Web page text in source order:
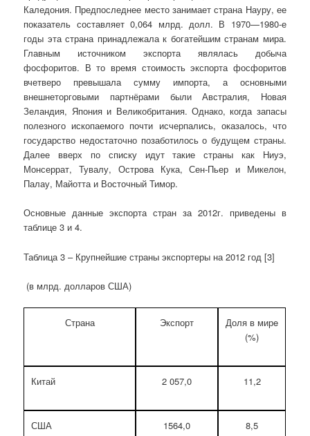
Каледония. Предпоследнее место занимает страна Науру, ее
показатель составляет 0,064 млрд. долл. В 1970—1980-е
годы эта страна принадлежала к богатейшим странам мира.
Главным источником экспорта являлась добыча
фосфоритов. В то время стоимость экспорта фосфоритов
вчетверо превышала сумму импорта, а основными
внешнеторговыми партнёрами были Австралия, Новая
Зеландия, Япония и Великобритания. Однако, когда запасы
полезного ископаемого почти исчерпались, оказалось, что
государство недостаточно позаботилось о будущем страны.
Далее вверх по списку идут такие страны как Ниуэ,
Монсеррат, Тувалу, Острова Кука, Сен-Пьер и Микелон,
Палау, Майотта и Восточный Тимор.
Основные данные экспорта стран за 2012г. приведены в
таблице 3 и 4.
Таблица 3 – Крупнейшие страны экспортеры на 2012 год [3]
(в млрд. долларов США)
Страна Экспорт
Доля в мирe
(%)
Китай 2 057,0 11,2
США 1564,0 8,5